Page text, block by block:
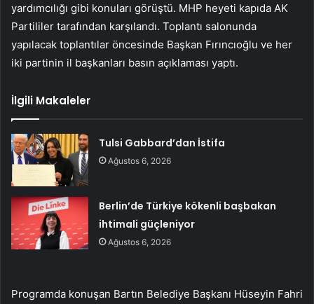
yardımcılığı gibi konuları görüştü. MHP heyeti kapıda AK
Partililer tarafından karşılandı. Toplantı salonunda
yapılacak toplantılar öncesinde Başkan Fırıncıoğlu ve her
iki partinin il başkanları basın açıklaması yaptı.
İlgili Makaleler
Tulsi Gabbard’dan İstifa
Ağustos 6, 2026
Berlin’de Türkiye kökenli başbakan
ihtimali güçleniyor
Ağustos 6, 2026
Programda konuşan Bartın Belediye Başkanı Hüseyin Fahri